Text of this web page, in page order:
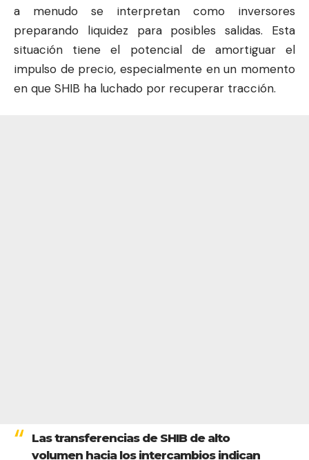
a menudo se interpretan como inversores
preparando liquidez para posibles salidas. Esta
situación tiene el potencial de amortiguar el
impulso de precio, especialmente en un momento
en que SHIB ha luchado por recuperar tracción.
Las transferencias de SHIB de alto
volumen hacia los intercambios indican